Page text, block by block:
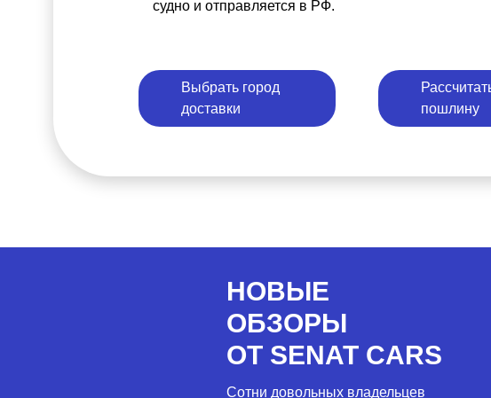
судно и отправляется в РФ.
Выбрать город
доставки
пошлину
НОВЫЕ
ОБЗОРЫ
ОТ SENAT CARS
Сотни довольных владельцев